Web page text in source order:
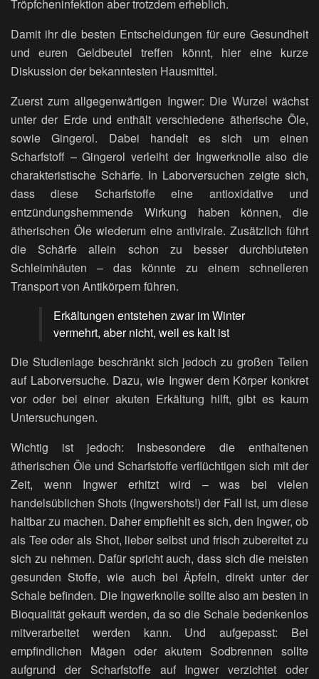
Tröpfcheninfektion aber trotzdem erheblich.
Damit ihr die besten Entscheidungen für eure Gesundheit
und euren Geldbeutel treffen könnt, hier eine kurze
Diskussion der bekanntesten Hausmittel.
Zuerst zum allgegenwärtigen Ingwer: Die Wurzel wächst
unter der Erde und enthält verschiedene ätherische Öle,
sowie Gingerol. Dabei handelt es sich um einen
Scharfstoff – Gingerol verleiht der Ingwerknolle also die
charakteristische Schärfe. In Laborversuchen zeigte sich,
dass diese Scharfstoffe eine antioxidative und
entzündungs­hemmende Wirkung haben können, die
ätherischen Öle wiederum eine antivirale. Zusätzlich führt
die Schärfe allein schon zu besser durchbluteten
Schleimhäuten – das könnte zu einem schnelleren
Transport von Antikörpern führen.
Erkältungen entstehen zwar im Winter
vermehrt, aber nicht, weil es kalt ist
Die Studienlage beschränkt sich jedoch zu großen Teilen
auf Laborversuche. Dazu, wie Ingwer dem Körper konkret
vor oder bei einer akuten Erkältung hilft, gibt es kaum
Untersuchungen.
Wichtig ist jedoch: Insbesondere die enthaltenen
ätherischen Öle und Scharfstoffe verflüchtigen sich mit der
Zeit, wenn Ingwer erhitzt wird – was bei vielen
handelsüblichen Shots (Ingwershots!) der Fall ist, um diese
haltbar zu machen. Daher empfiehlt es sich, den Ingwer, ob
als Tee oder als Shot, lieber selbst und frisch zubereitet zu
sich zu nehmen. Dafür spricht auch, dass sich die meisten
gesunden Stoffe, wie auch bei Äpfeln, direkt unter der
Schale befinden. Die Ingwerknolle sollte also am besten in
Bioqualität gekauft werden, da so die Schale bedenkenlos
mitverarbeitet werden kann. Und aufgepasst: Bei
empfindlichen Mägen oder akutem Sodbrennen sollte
aufgrund der Scharfstoffe auf Ingwer verzichtet oder